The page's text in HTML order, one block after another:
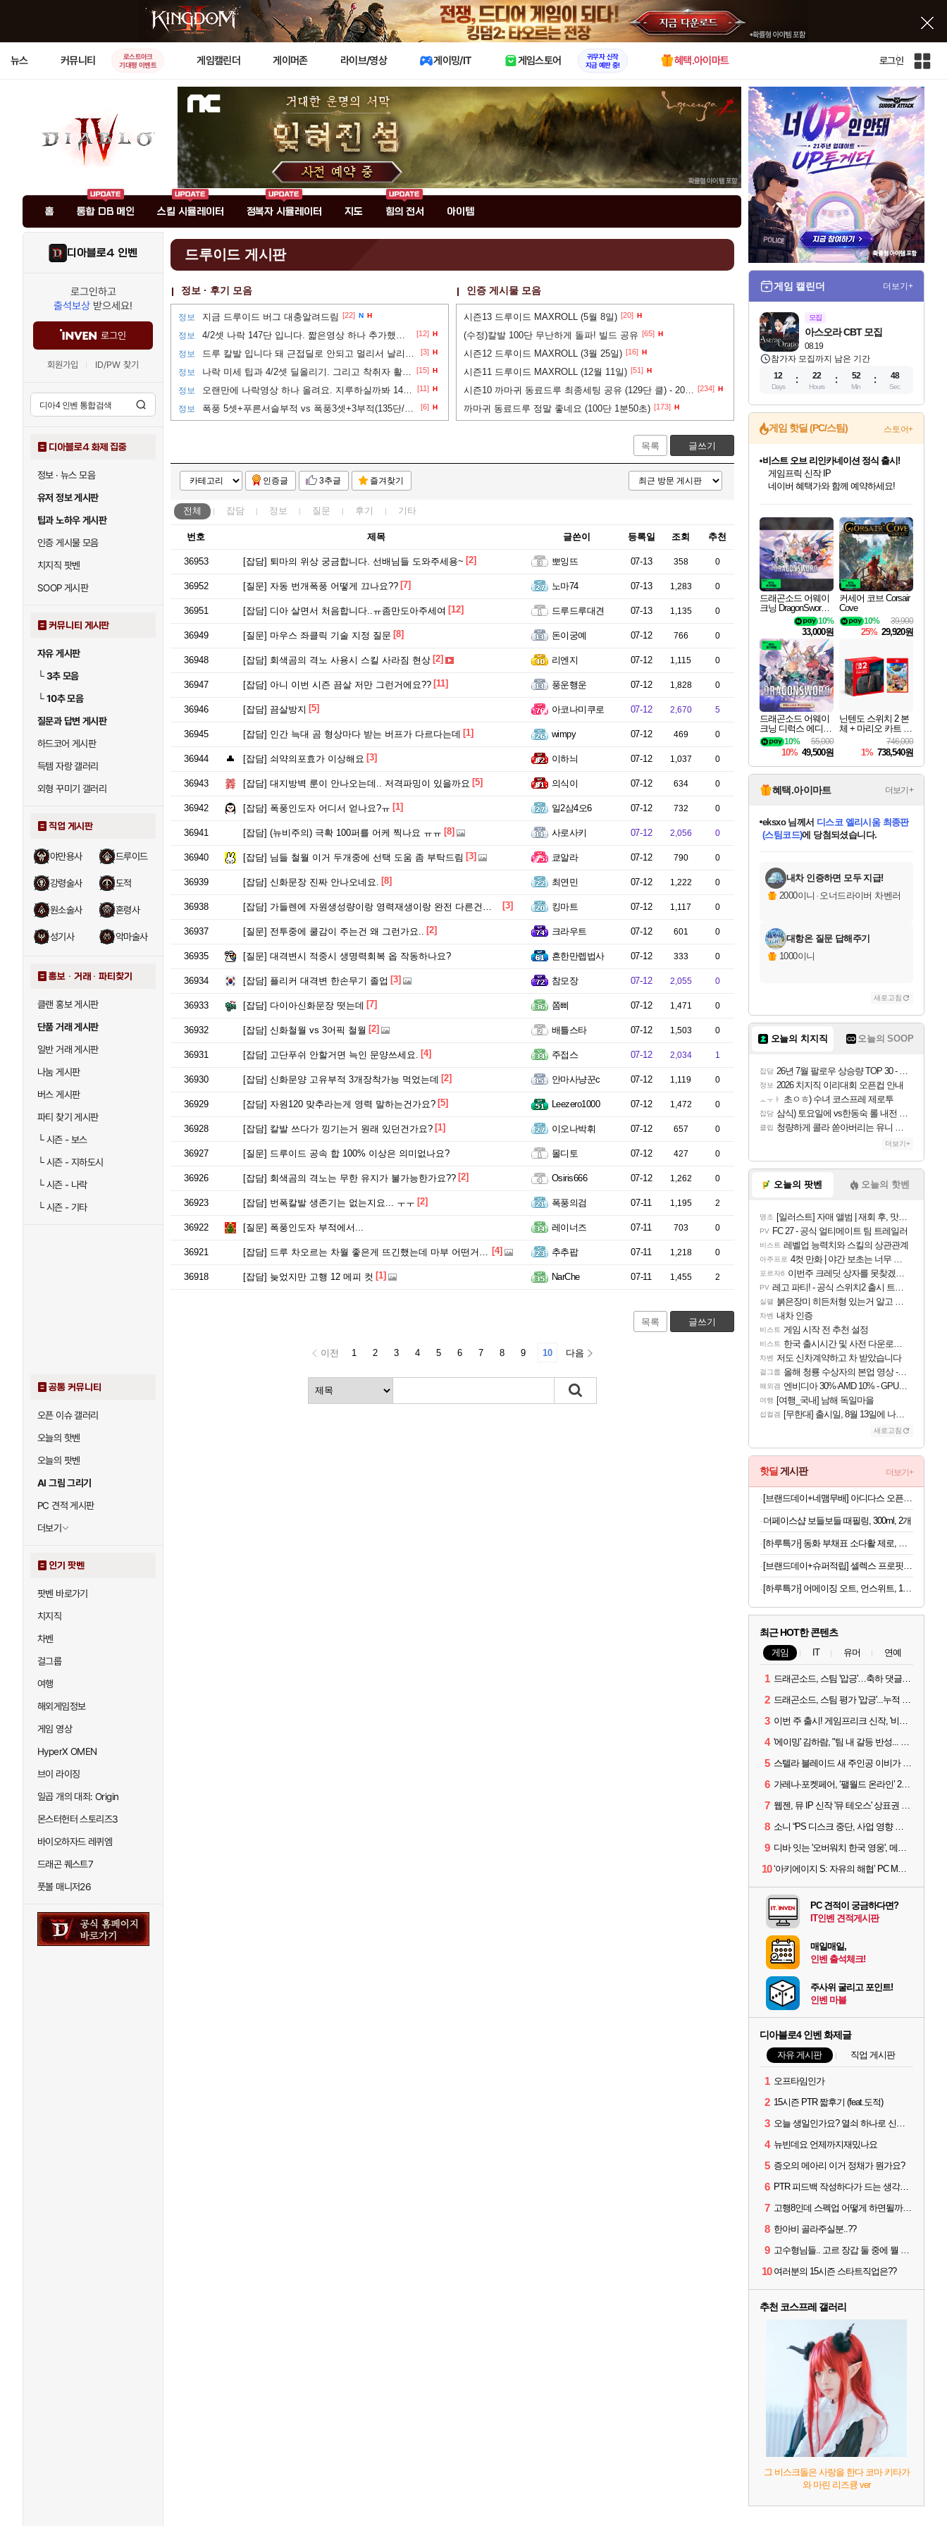
X
뉴스 커뮤니티
로스트아크
기대평 이벤트
게임캘린더 게이머존 라이브/영상 게이밍/IT 게임스토어
귀무자 신작
지금 예판 중!
혜택.아이마트 로그인
인
전
사
이
트
홈 통합 DB 메인 스킬 시뮬레이터 정복자 시뮬레이터 지도 힘의 전서 아이템
디아블로4 인벤
로그인하고
출석보상 받으세요!
로그인
회원가입 ID/PW 찾기
디아블로4 화제 집중
정보 · 뉴스 모음
유저 정보 게시판
팁과 노하우 게시판
인증 게시물 모음
치지직 팟벤
SOOP 게시판
커뮤니티 게시판
자유 게시판
└3추 모음
└10추 모음
질문과 답변 게시판
하드코어 게시판
득템 자랑 갤러리
외형 꾸미기 갤러리
직업 게시판
야만용사 드루이드
강령술사 도적
원소술사 혼령사
성기사 악마술사
홍보 · 거래 · 파티찾기
클랜 홍보 게시판
단품 거래 게시판
일반 거래 게시판
나눔 게시판
버스 게시판
파티 찾기 게시판
└시즌 - 보스
└시즌 - 지하도시
└시즌 - 나락
└시즌 - 기타
공통 커뮤니티
오픈 이슈 갤러리
오늘의 핫벤
오늘의 팟벤
AI 그림 그리기
PC 견적 게시판
더보기
인기 팟벤
팟벤 바로가기
치지직
차벤
걸그룹
여행
해외게임정보
게임 영상
HyperX OMEN
브이 라이징
일곱 개의 대죄: Origin
몬스터헌터 스토리즈3
바이오하자드 레퀴엠
드래곤 퀘스트7
풋볼 매니저26
드루이드 게시판
정보 · 후기 모음
정보 지금 드루이드 버그 대충알려드림 [22] N H
정보 4/2셋 나락 147단 입니다. 짧은영상 하나 추가했습니다. [12] H
정보 드루 칼발 입니다 돼 근접딜로 안되고 멀리서 날리는지 모르겠어여 ㅜㅜ [3] H
정보 나락 미세 팁과 4/2셋 딜올리기. 그리고 착취자 활용법 [15] H
정보 오랜만에 나락영상 하나 올려요. 지루하실까봐 143단으로 [11] H
정보 폭풍 5셋+푸른서슬부적 vs 폭풍3셋+3부적(135단/ssf) [6] H
인증 게시물 모음
시즌13 드루이드 MAXROLL (5월 8일) [20] H
(수정)칼발 100단 무난하게 돌파! 빌드 공유 [65] H
시즌12 드루이드 MAXROLL (3월 25일) [16] H
시즌11 드루이드 MAXROLL (12월 11일) [51] H
시즌10 까마귀 동료드루 최종세팅 공유 (129단 클) - 2025.10.28 최종수정 [234] H
까마귀 동료드루 정말 좋네요 (100단 1분50초) [173] H
목록 글쓰기
인증글 3추글 즐겨찾기
전체 잡담 정보 질문 후기 기타
번호 제목 글쓴이 등록일 조회 추천
36953 [잡담] 퇴마의 위상 궁금합니다. 선배님들 도와주세용~ [2] 뽀잉뜨 07-13 358 0
36952 [질문] 자동 번개폭풍 어떻게 끄나요?? [7] 노마74 07-13 1,283 0
36951 [잡담] 디아 살면서 처음합니다..ㅠ좀만도아주세여 [12] 드루드루대견 07-13 1,135 0
36949 [질문] 마우스 좌클릭 기술 지정 질문 [8] 돈이궁예 07-12 766 0
36948 [잡담] 회색곰의 격노 사용시 스킬 사라짐 현상 [2] 리엔지 07-12 1,115 0
36947 [잡담] 아니 이번 시즌 끔살 저만 그런거에요?? [11] 풍운행운 07-12 1,828 0
36946 [잡담] 끔살방지 [5] 아코나미쿠로 07-12 2,670 5
36945 [잡담] 인간 늑대 곰 형상마다 받는 버프가 다르다는데 [1] wimpy 07-12 469 0
36944 [잡담] 쇠약의포효가 이상해요 [3] 이하늬 07-12 1,037 0
36943 [잡담] 대지방벽 룬이 안나오는데.. 저격파밍이 있을까요 [5] 의식이 07-12 634 0
36942 [잡담] 폭풍인도자 어디서 얻나요?ㅠ [1] 일2삼4오6 07-12 732 0
36941 [잡담] (뉴비주의) 극확 100퍼를 어케 찍나요 ㅠㅠ [8] 사로사키 07-12 2,056 0
36940 [잡담] 님들 철월 이거 두개중에 선택 도움 좀 부탁드림 [3] 쿄알라 07-12 790 0
36939 [잡담] 신화문장 진짜 안나오네요. [8] 최연민 07-12 1,222 0
36938 [잡담] 가들렌에 자원생성량이랑 영력재생이랑 완전 다른건가요 ? [3] 킹마트 07-12 1,117 0
36937 [질문] 전투중에 쿨감이 주는건 왜 그런가요.. [2] 크라우트 07-12 601 0
36935 [질문] 대격변시 적중시 생명력회복 옵 작동하나요? 흔한만렙법사 07-12 333 0
36934 [잡담] 플리커 대격변 한손무기 졸업 [3] 참모장 07-12 2,055 0
36933 [잡담] 다이아신화문장 떳는데 [7] 쫌삐 07-12 1,471 0
36932 [잡담] 신화철월 vs 3어픽 철월 [2] 배틀스타 07-12 1,503 0
36931 [잡담] 고단푸쉬 안할거면 늑인 문양쓰세요. [4] 주접스 07-12 2,034 1
36930 [잡담] 신화문양 고유부적 3개장착가능 먹었는데 [2] 안마사냥꾼c 07-12 1,119 0
36929 [잡담] 자원120 맞추라는게 영력 말하는건가요? [5] Leezero1000 07-12 1,472 0
36928 [잡담] 칼발 쓰다가 낑기는거 원래 있던건가요? [1] 이오나박휘 07-12 657 0
36927 [질문] 드루이드 공속 합 100% 이상은 의미없나요? 몰디토 07-12 427 0
36926 [잡담] 회색곰의 격노는 무한 유지가 불가능한가요?? [2] Osiris666 07-12 1,262 0
36923 [잡담] 번폭칼발 생존기는 없는지요... ㅜㅜ [2] 폭풍의검 07-11 1,195 2
36922 [질문] 폭풍인도자 부적에서... 레이너즈 07-11 703 0
36921 [잡담] 드루 차오르는 차월 좋은게 뜨긴했는데 마부 어떤거해야할까요,.,? [4] 추추팝 07-11 1,218 0
36918 [잡담] 늦었지만 고행 12 메피 컷 [1] NarChe 07-11 1,455 2
목록 글쓰기
이전 1 2 3 4 5 6 7 8 9 10 다음
게임 캘린더 더보기+
모집
08.19
아스오라 CBT 모집
참가자 모집까지 남은 기간
12
Days
22
Hours
52
Min
47
Sec
게임 핫딜 (PC/스팀) 스토어+
네이버혜택과 함께 만나보세요!
50%할인&추가 적립까지!
이니&베니 혜택까지!
비스트 오브 리인카네이션 정식 출시!
게임프릭 신작 IP
네이버 혜택가와 함께 예약하세요!
할인&네이버혜택으로 만나보세요!
네이버페이 혜택과 만나보세요!
40주년 프로모션으로 만나보세요!
네이버 포인트 혜택까지!
할인가에 만나보세요!
일부 에디션 상시 할인!
혜택으로 예약 판매 중
편안하게 충전하세요
드래곤소드 어웨이
크닝 DragonSword A
10%
33,000원
커세어 코브 Corsair
Cove
39,900
10%
25% 29,920원
드래곤소드 어웨이
크닝 디럭스 에디션
DragonSword Awake
ning Deluxe Edition
55,000
10%
10% 49,500원
닌텐도 스위치 2 본
체 + 마리오 카트 월
746,000
1% 738,540원
혜택.아이마트 더보기+
당첨되셨습니다.
당첨되셨습니다.
eksxo님께서 디스코 엘리시움 최종판
(스팀코드)에 당첨되셨습니다.
당첨되셨습니다.
당첨되셨습니다.
에디션 (스팀코드)를 교환.
당첨되셨습니다.
당첨되셨습니다.
당첨되셨습니다.
당첨되셨습니다.
내차 인증하면 모두 지급!
2000이니 · 오너드라이버 차벤러
대항온 질문 답해주기
1000이니
새로고침
오늘의 치지직 오늘의 SOOP
잡담 26년 7월 팔로우 상승량 TOP 30 - 월간 치지직
정보 2026 치지직 이리대회 오픈컵 안내
ㅗㅜㅑ 초ㅇㅎ) 수녀 코스프레 제로투
잡담 삼식) 토요일에 vs한동숙 롤 내전 예정
클립 청량하게 콜라 쏟아버리는 유니 ㅋㅋㅋ
더보기+
오늘의 팟벤 오늘의 핫벤
명조 [일러스트] 자매 앨범 | 재회 후, 맛집에서
PV FC 27 - 공식 얼티메이트 팀 트레일러
비스트 레벨업 능력치와 스킬의 상관관계
아주프로 4컷 만화 | 야간 보초는 너무 힘들어
포르자6 이번주 크레딧 상자를 못찾겠어요
PV 레고 파티! - 공식 스위치2 출시 트레일러
실팰 붉은장미 히든처형 있는거 알고 있었음?
차벤 내차 인증
비스트 게임 시작 전 추천 설정
비스트 한국 출시시간 및 사전 다운로드 진행 - 비스트 오브 리인카네이션
차벤 저도 신차계약하고 차 받았습니다
걸그룹 올해 청룡 수상자의 본업 영상 - 스테이씨 윤
해외겜 엔비디아 30%·AMD 10% - GPU 공급가 인상 보도
여행 [여행_국내] 남해 독일마을
섭컬겜 [무한대] 출시일, 8월 13일에 나오나
새로고침
핫딜 게시판 더보기+
더페이스샵 보들보들 때필링, 300ml, 2개
[하루특가] 어메이징 오트, 언스위트, 190ml, 24개
최근 HOT한 콘텐츠
게임 IT 유머 연예
1 드래곤소드, 스팀 '압긍'…축하 댓글 달고 게임 코드 받자!
2 드래곤소드, 스팀 평가 '압긍'...누적 판매량 20만장 돌파
3 이번 주 출시! 게임프리크 신작, '비스트 오브 리인카네이션'
4 '에이밍' 김하람, "팀 내 갈등 반성... 끝까지 뛰고 싶었다"
5 스텔라 블레이드 새 주인공 이비가 부릅니다, 'Wanna be in LOVE' 뮤비 공개
6 가레나·포켓페어, ‘팰월드 온라인’ 2026년 출시 예고
7 웹젠, 뮤 IP 신작 '뮤 테오스' 상표권 출원
8 소니 “PS 디스크 중단, 사업 영향 없다”
9 디바 잇는 '오버워치 한국 영웅', 메카 파일럿 디몬 나온다
10 ‘아키에이지 S: 자유의 해협’ PC MMORPG로 개발한다
PC 견적이 궁금하다면?
IT인벤 견적게시판
매일매일,
인벤 출석체크!
주사위 굴리고 포인트!
인벤 마블
디아블로4 인벤 화제글
자유 게시판 직업 게시판
1 오프타임인가
2 15시즌 PTR 짧후기 (feat.도적)
3 오늘 생일인가요? 열쇠 하나로 신화문장 2개 겟했습니다.
4 뉴빈데요 언제까지재밌나요
5 증오의 메아리 이거 정채가 뭔가요?
6 PTR 피드백 작성하다가 드는 생각인데
7 고행8인데 스펙업 어떻게 하면될까요?
8 한아비 골라주실분..??
9 고수형님들.. 고르 장갑 둘 중에 뭘 써야할까요?
10 여러분의 15시즌 스타트직업은??
추천 코스프레 갤러리
그 비스크돌은 사랑을 한다 코마 키타가
와 마린 리즈큥 ver